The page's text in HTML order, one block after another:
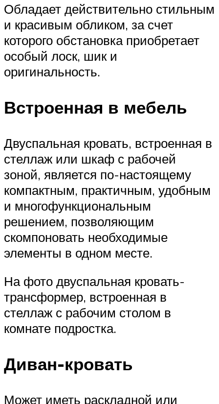
Обладает действительно стильным
и красивым обликом, за счет
которого обстановка приобретает
особый лоск, шик и
оригинальность.
Встроенная в мебель
Двуспальная кровать, встроенная в
стеллаж или шкаф с рабочей
зоной, является по-настоящему
компактным, практичным, удобным
и многофункциональным
решением, позволяющим
скомпоновать необходимые
элементы в одном месте.
На фото двуспальная кровать-
трансформер, встроенная в
стеллаж с рабочим столом в
комнате подростка.
Диван-кровать
Может иметь раскладной или